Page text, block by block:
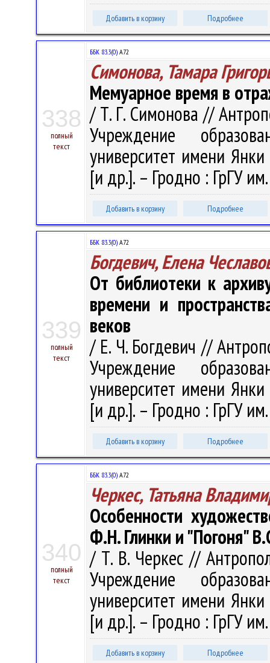
Добавить в корзину Подробнее
338
полный
текст
ББК 83.3(0) А72
Симонова, Тамара
Мемуарное время в
/ Т. Г. Симонова //
Учреждение
университет имени
[и др.]. – Гродно : ГрГУ
Добавить в корзину Подробнее
339
полный
текст
ББК 83.3(0) А72
Богдевич, Елена
От библиотеки к
времени и
веков
/ Е. Ч. Богдевич //
Учреждение
университет имени
[и др.]. – Гродно : ГрГУ
Добавить в корзину Подробнее
340
полный
текст
ББК 83.3(0) А72
Черкес, Татьяна
Особенности
Ф.Н. Глинки и "Погоня"
/ Т. В. Черкес //
Учреждение
университет имени
[и др.]. – Гродно : ГрГУ
Добавить в корзину Подробнее